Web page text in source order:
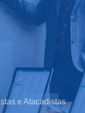
e Atacadistas